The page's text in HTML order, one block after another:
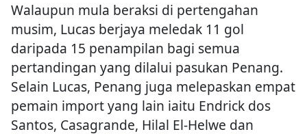
Walaupun mula beraksi di pertengahan
musim, Lucas berjaya meledak 11 gol
daripada 15 penampilan bagi semua
pertandingan yang dilalui pasukan Penang.
Selain Lucas, Penang juga melepaskan empat
pemain import yang lain iaitu Endrick dos
Santos, Casagrande, Hilal El-Helwe dan